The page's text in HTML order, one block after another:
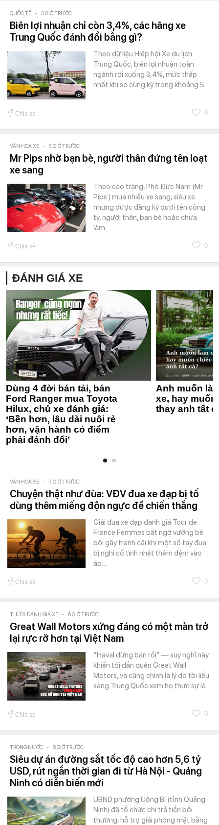
QUỐC TẾ - 3 GIỜ TRƯỚC
Biên lợi nhuận chỉ còn 3,4%, các hãng xe
Trung Quốc đánh đổi bằng gì?
Theo dữ liệu Hiệp hội Xe du lịch
Trung Quốc, biên lợi nhuận toàn
ngành rơi xuống 3,4%, mức thấp
nhất khi so cùng kỳ trong khoảng 5…
Chia sẻ 0
VĂN HÓA XE - 3 GIỜ TRƯỚC
Mr Pips nhờ bạn bè, người thân đứng tên loạt
xe sang
Theo cáo trạng, Phó Đức Nam (Mr
Pips ) mua nhiều xe sang, siêu xe
nhưng được đăng ký dưới tên công
ty, người thân, bạn bè hoặc chưa
làm…
Chia sẻ 0
ĐÁNH GIÁ XE
Dùng 4 đời bán tải, bán
Ford Ranger mua Toyota
Hilux, chủ xe đánh giá:
‘Bền hơn, lâu dài nuôi rẻ
hơn, vận hành có điểm
phải đánh đổi’
Anh muốn
xe, hay
thay anh tất
VĂN HÓA XE - 3 GIỜ TRƯỚC
Chuyện thật như đùa: VĐV đua xe đạp bị tố
dùng thêm miếng độn ngực để chiến thắng
Giải đua xe đạp danh giá Tour de
France Femmes bất ngờ vướng bê
bối gây tranh cãi khi một số tay đua
bị nghi cố tình nhét thêm đệm vào
áo…
Chia sẻ 0
THỬ & ĐÁNH GIÁ XE - 6 GIỜ TRƯỚC
Great Wall Motors xứng đáng có một màn trở
lại rực rỡ hơn tại Việt Nam
“Haval dừng bán rồi” — suy nghĩ này
khiến tôi dần quên Great Wall
Motors, và cũng chính là lý do tôi liều
sang Trung Quốc xem họ thực sự là…
Chia sẻ 0
TRONG NƯỚC - 6 GIỜ TRƯỚC
Siêu dự án đường sắt tốc độ cao hơn 5,6 tỷ
USD, rút ngắn thời gian đi từ Hà Nội - Quảng
Ninh có diễn biến mới
UBND phường Uông Bí (tỉnh Quảng
Ninh) đã tổ chức chi trả tiền bồi
thường, hỗ trợ giải phóng mặt bằng